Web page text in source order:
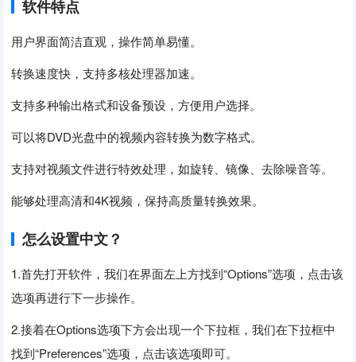
软件特点
用户界面简洁直观，操作简单易懂。
转换速度快，支持多核处理器加速。
支持多种输出格式和设备预设，方便用户选择。
可以将DVD光盘中的视频内容转换为数字格式。
支持对视频文件进行特效处理，如旋转、镜像、去除噪音等。
能够处理高清和4K视频，保持高质量转换效果。
怎么设置中文？
1.首先打开软件，我们在界面左上方找到“Options”选项，点击该
选项再进行下一步操作。
2.接着在Options选项下方会出现一个下拉框，我们在下拉框中
找到“Preferences”选项，点击该选项即可。